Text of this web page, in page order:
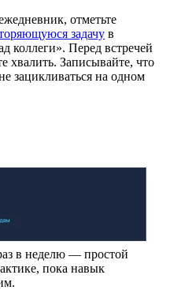
отметьте
задачу в
коллеги». Перед встречей
хвалить. Записывайте, что
зацикливаться на одном
в неделю — простой
пока навык